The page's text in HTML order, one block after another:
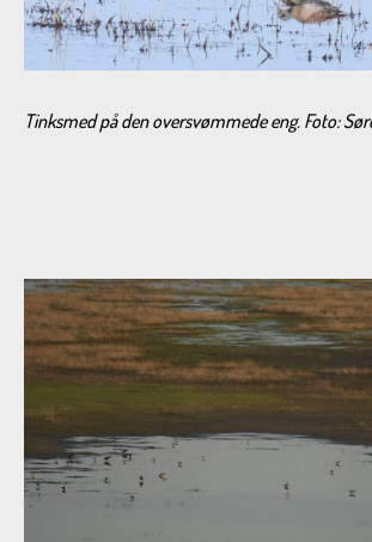
Tinksmed på den oversvømmede eng. Foto: